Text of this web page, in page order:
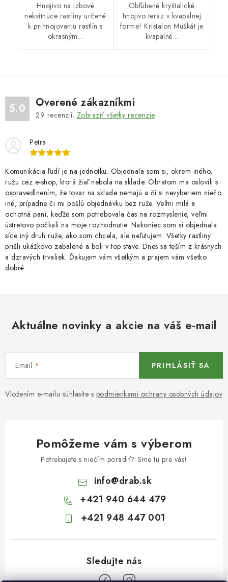
Hnojivo na izbové
nekvitnúce rastliny určené
k prihnojovaniu rastlín s
okrasným...
Obľúbené kryštalické
hnojivo teraz v kvapalnej
forme! Kristalon Muškát je
kvapalné...
5.0 Overené zákazníkmi
29 recenzií. Zobraziť všetky recenzie
Petra
Komunikácia ľudí je na jednotku. Objednala som si, okrem iného,
ružu cez e-shop, ktorá žiaľ nebola na sklade. Obratom ma oslovili s
ospravedlnením, že tovar na sklade nemajú a či si nevyberiem niečo
iné, prípadne či mi pošlú objednávku bez ruže. Veľmi milá a
ochotná pani, keďže som potrebovala čas na rozmyslenie, veľmi
ústretovo počkali na moje rozhodnutie. Nakoniec som si objednala
síce iný druh ruže, ako som chcela, ale neľutujem. Všetky rastliny
prišli ukážkovo zabalené a boli v top stave. Dnes sa teším z krásnych
a dzravých trvaliek. Ďakujem vám všetkým a prajem vám všetko
dobré.
Aktuálne novinky a akcie na váš e-mail
Email
Vložením e-mailu súhlasíte s podmienkami ochrany osobných údajov
PRIHLÁSIŤ SA
Pomôžeme vám s výberom
Potrebujete s niečím poradiť? Sme tu pre vás!
info@drab.sk
+421 940 644 479
+421 948 447 001